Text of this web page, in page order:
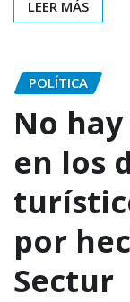
LEER MÁS
POLÍTICA
No
en los
por
Sectur